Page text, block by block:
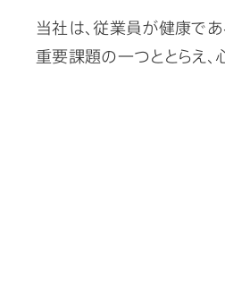
当社は、従業員が健康で
重要課題の一つととらえ、